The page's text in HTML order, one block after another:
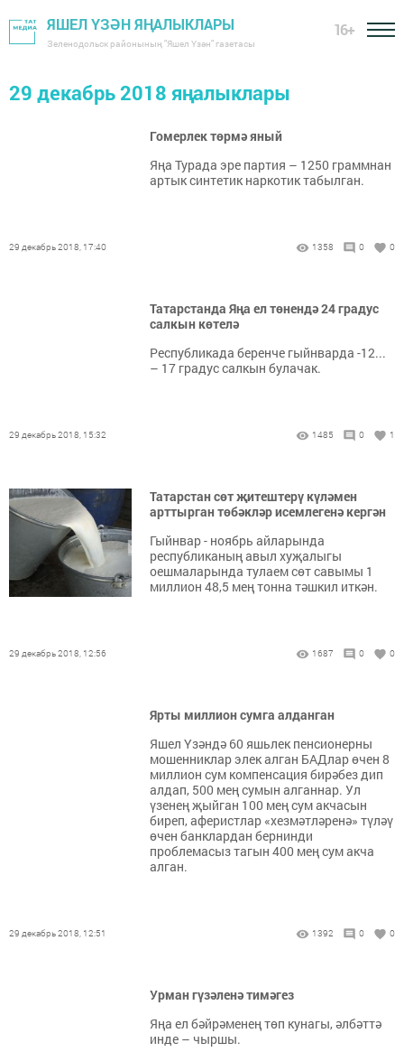
ЯШЕЛ ҮЗӘН ЯҢАЛЫКЛАРЫ
Зеленодольск районының "Яшел Үзән" газетасы
16+
29 декабрь 2018 яңалыклары
Гомерлек төрмә яный
Яңа Турада эре партия – 1250 граммнан
артык синтетик наркотик табылган.
29 декабрь 2018, 17:40 1358 0 0
Татарстанда Яңа ел төнендә 24 градус
салкын көтелә
Республикада беренче гыйнварда -12...
– 17 градус салкын булачак.
29 декабрь 2018, 15:32 1485 0 1
Татарстан сөт җитештерү күләмен
арттырган төбәкләр исемлегенә кергән
Гыйнвар - ноябрь айларында
республиканың авыл хуҗалыгы
оешмаларында тулаем сөт савымы 1
миллион 48,5 мең тонна тәшкил иткән.
29 декабрь 2018, 12:56 1687 0 0
Ярты миллион сумга алданган
Яшел Үзәндә 60 яшьлек пенсионерны
мошенниклар элек алган БАДлар өчен 8
миллион сум компенсация бирәбез дип
алдап, 500 мең сумын алганнар. Ул
үзенең җыйган 100 мең сум акчасын
биреп, аферистлар «хезмәтләренә» түләү
өчен банклардан бернинди
проблемасыз тагын 400 мең сум акча
алган.
29 декабрь 2018, 12:51 1392 0 0
Урман гүзәленә тимәгез
​​​​​​​Яңа ел бәйрәменең төп кунагы, әлбәттә
инде – чыршы.